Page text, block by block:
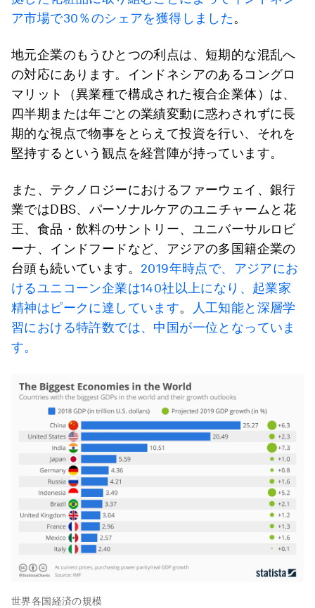
ア市場で30％のシェアを獲得しました。
地元企業のもうひとつの利点は、短期的な混乱へ
の対応にあります。インドネシアのあるコングロ
マリット（異業種で構成された複合企業体）は、
四半期または年ごとの業績変動に惑わされずに長
期的な視点で物事をとらえて投資を行い、それを
堅持するという観点を経営陣が持っています。
また、テクノロジーにおけるファーウェイ、銀行
業ではDBS、パーソナルケアのユニチャームと花
王、食品・飲料のサントリー、ユニバーサルロビ
ーナ、インドフードなど、アジアの多国籍企業の
台頭も続いています。 2019年時点で、アジアにお
けるユニコーン企業は140社以上になり、起業家
精神はピークに達しています。
人工知能と深層学
習における特許数では、中国が一位となっていま
す。
世界各国経済の規模